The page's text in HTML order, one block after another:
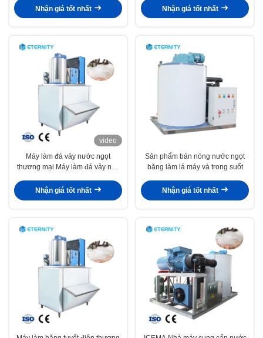
Nhận giá tốt nhất
thương mại
Nhận giá tốt nhất
video
Máy làm đá vảy nước ngọt
thương mại Máy làm đá vảy nhỏ
sạn
Nhận giá tốt nhất
Sản phẩm bán nóng nước ngọt
băng làm lá máy và trong suốt
Nhận giá tốt nhất